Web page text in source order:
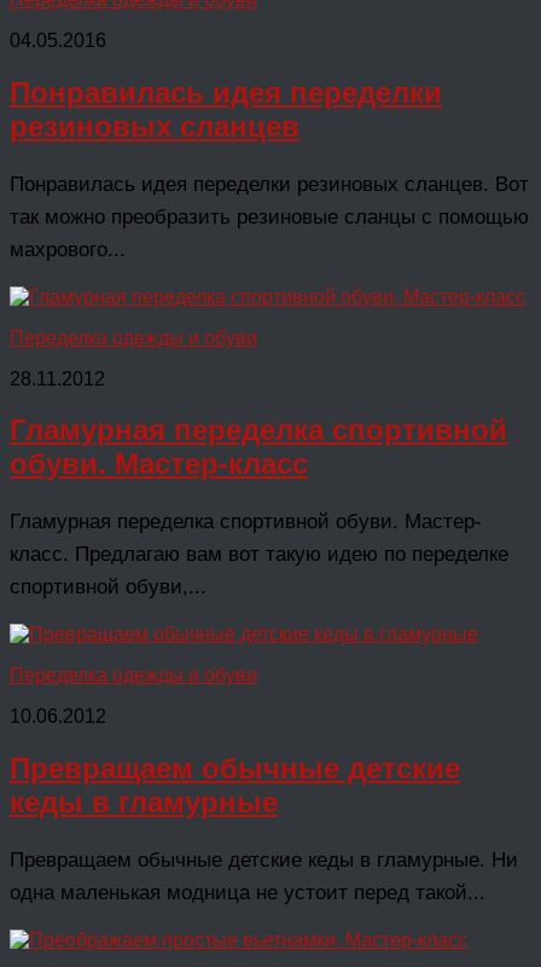
04.05.2016
Понравилась идея переделки
резиновых сланцев
Понравилась идея переделки резиновых сланцев. Вот
так можно преобразить резиновые сланцы с помощью
махрового...
Переделка одежды и обуви
28.11.2012
Гламурная переделка спортивной
обуви. Мастер-класс
Гламурная переделка спортивной обуви. Мастер-
класс. Предлагаю вам вот такую идею по переделке
спортивной обуви,...
Переделка одежды и обуви
10.06.2012
Превращаем обычные детские
кеды в гламурные
Превращаем обычные детские кеды в гламурные. Ни
одна маленькая модница не устоит перед такой...